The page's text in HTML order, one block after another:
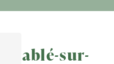
Sablé-sur-